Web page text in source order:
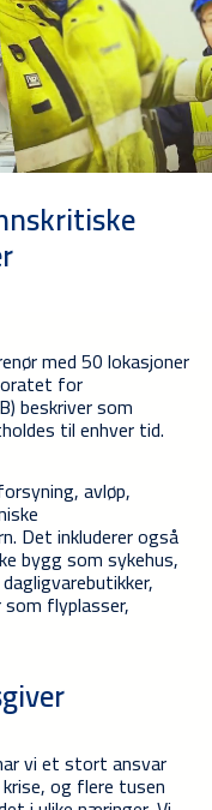
med 50 lokasjoner
for
beskriver som
til enhver tid.
avløp,
Det inkluderer også
bygg som sykehus,
flyplasser,
vi et stort ansvar
og flere tusen